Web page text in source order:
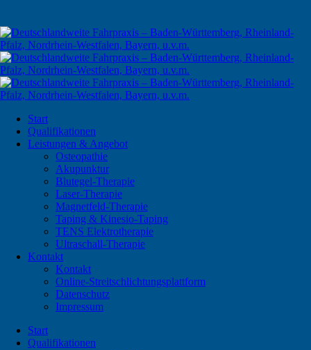
Start
Qualifikationen
Leistungen & Angebot
Osteopathie
Akupunktur
Blutegel-Therapie
Laser-Therapie
Magnetfeld-Therapie
Taping & Kinesio-Taping
TENS Elektrotherapie
Ultraschall-Therapie
Kontakt
Kontakt
Online-Streitschlichtungsplattform
Datenschutz
Impressum
Start
Qualifikationen